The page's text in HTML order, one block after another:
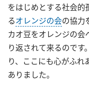
をはじめとする社会
るオレンジの会の協力
カオ豆をオレンジの
り返されて来るので
り、ここにも心がふ
ありました。